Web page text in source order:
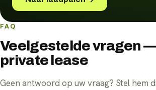
FAQ
Veelgestelde vragen
private lease
Geen antwoord op uw vraag? Stel hem